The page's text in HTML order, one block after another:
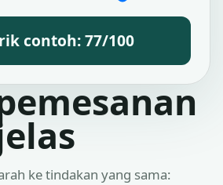
contoh: 77/100
ke tindakan yang sama: